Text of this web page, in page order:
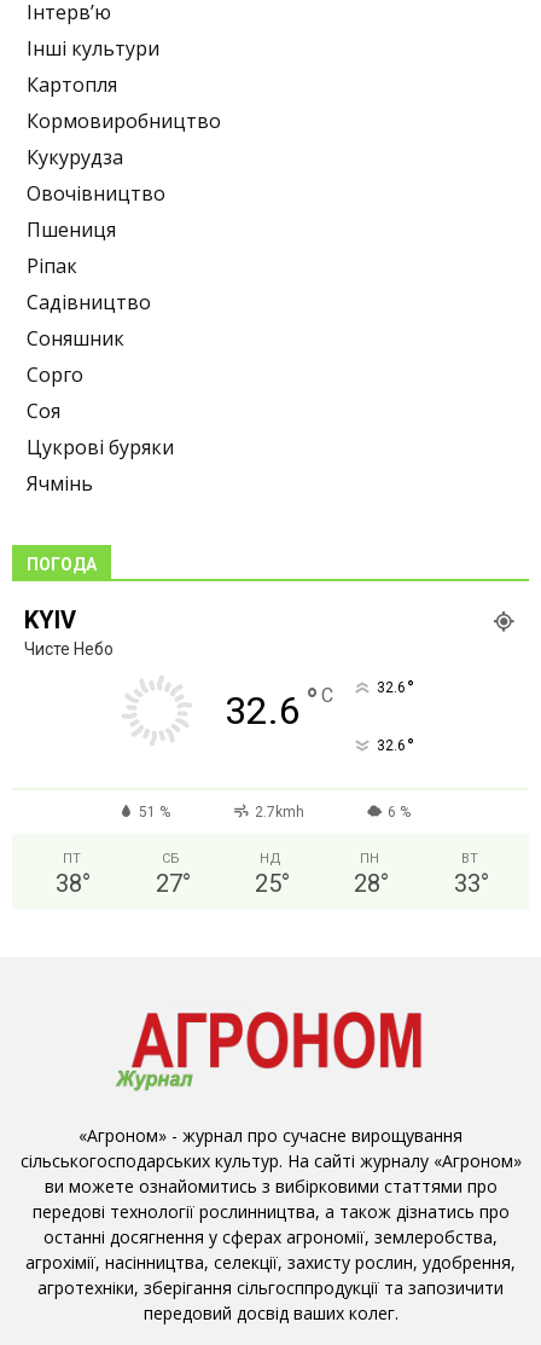
Інтерв’ю
Інші культури
Картопля
Кормовиробництво
Кукурудза
Овочівництво
Пшениця
Ріпак
Садівництво
Соняшник
Сорго
Соя
Цукрові буряки
Ячмінь
ПОГОДА
KYIV
Чисте Небо
32.6 ° C 32.6 °
32.6 °
51 % 2.7kmh 6 %
ПТ
38°
СБ
27°
НД
25°
ПН
28°
ВТ
33°
«Агроном» - журнал про сучасне вирощування
сільськогосподарських культур. На сайті журналу «Агроном»
ви можете ознайомитись з вибірковими статтями про
передові технології рослинництва, а також дізнатись про
останні досягнення у сферах агрономії, землеробства,
агрохімії, насінництва, селекції, захисту рослин, удобрення,
агротехніки, зберігання сільгосппродукції та запозичити
передовий досвід ваших колег.